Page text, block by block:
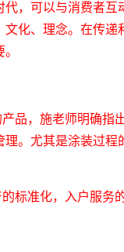
，可以与消费者
化、理念。在传
品，施老师明确指
。尤其是涂装过
标准化，入户服务